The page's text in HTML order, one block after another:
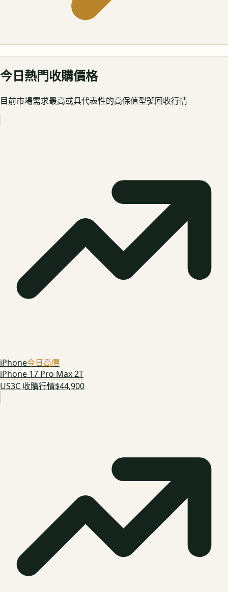
今日熱門收購價格
目前市場需求最高或具代表性的高保值型號回收行情
iPhone今日高價
iPhone 17 Pro Max 2T
US3C 收購行情$44,900